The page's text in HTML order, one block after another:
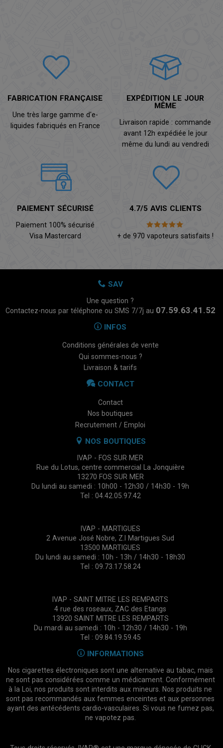
FABRICATION FRANÇAISE
Une très large gamme d'e-
liquides fabriqués en France
EXPÉDITION LE JOUR
MÊME
Livraison rapide : commande
avant 12h expédiée le jour
même du lundi au vendredi
PAIEMENT SÉCURISÉ
Paiement 100% sécurisé
Visa Mastercard
4.7/5 AVIS CLIENTS
+ de 970 vapoteurs satisfaits !
SAV
Une question ?
Contactez-nous par téléphone ou SMS 7/7j au 07.59.63.41.52
INFOS
Conditions générales de vente
Qui sommes-nous ?
Livraison & tarifs
CONTACT
Contact
Nos boutiques
Recrutement / Emploi
NOS BOUTIQUES
IVAP - FOS SUR MER
Rue du Lotus, centre commercial La Jonquière
13270 FOS SUR MER
Du lundi au samedi : 10h00 - 12h30 / 14h30 - 19h
Tel : 04.42.05.97.42
IVAP - MARTIGUES
2 Avenue José Nobre, Z.I Martigues Sud
13500 MARTIGUES
Du lundi au samedi : 10h - 13h / 14h30 - 18h30
Tel : 09.73.17.58.24
IVAP - SAINT MITRE LES REMPARTS
4 rue des roseaux, ZAC des Etangs
13920 SAINT MITRE LES REMPARTS
Du mardi au samedi : 10h - 12h30 / 14h30 - 19h
Tel : 09.84.19.59.45
INFORMATIONS
Nos cigarettes électroniques sont une alternative au tabac, mais
ne sont pas considérées comme un médicament. Conformément
à la Loi, nos produits sont interdits aux mineurs. Nos produits ne
sont pas recommandés aux femmes enceintes et aux personnes
ayant des antécédents cardio-vasculaires. Si vous ne fumez pas,
ne vapotez pas.